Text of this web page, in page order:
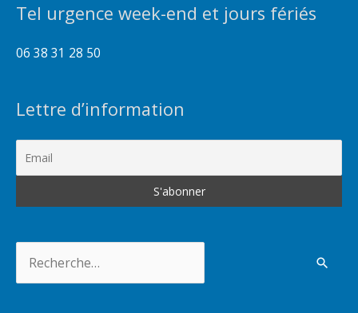
Tel urgence week-end et jours fériés
06 38 31 28 50
Lettre d’information